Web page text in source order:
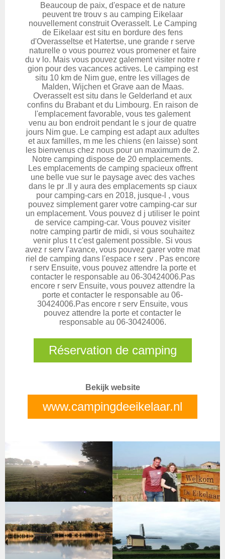
Beaucoup de paix, d'espace et de nature
peuvent tre trouv s au camping Eikelaar
nouvellement construit Overasselt. Le Camping
de Eikelaar est situ en bordure des fens
d'Overasseltse et Hatertse, une grande r serve
naturelle o vous pourrez vous promener et faire
du v lo. Mais vous pouvez galement visiter notre r
gion pour des vacances actives. Le camping est
situ 10 km de Nim gue, entre les villages de
Malden, Wijchen et Grave aan de Maas.
Overasselt est situ dans le Gelderland et aux
confins du Brabant et du Limbourg. En raison de
l'emplacement favorable, vous tes galement
venu au bon endroit pendant le s jour de quatre
jours Nim gue. Le camping est adapt aux adultes
et aux familles, m me les chiens (en laisse) sont
les bienvenus chez nous pour un maximum de 2.
Notre camping dispose de 20 emplacements.
Les emplacements de camping spacieux offrent
une belle vue sur le paysage avec des vaches
dans le pr .Il y aura des emplacements sp ciaux
pour camping-cars en 2018, jusque-l , vous
pouvez simplement garer votre camping-car sur
un emplacement. Vous pouvez d j utiliser le point
de service camping-car. Vous pouvez visiter
notre camping partir de midi, si vous souhaitez
venir plus t t c'est galement possible. Si vous
avez r serv l'avance, vous pouvez garer votre mat
riel de camping dans l'espace r serv . Pas encore
r serv Ensuite, vous pouvez attendre la porte et
contacter le responsable au 06-30424006.Pas
encore r serv Ensuite, vous pouvez attendre la
porte et contacter le responsable au 06-
30424006.Pas encore r serv Ensuite, vous
pouvez attendre la porte et contacter le
responsable au 06-30424006.
Réservation de camping
Bekijk website
www.campingdeeikelaar.nl